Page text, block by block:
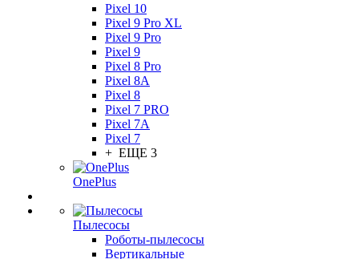
Pixel 10
Pixel 9 Pro XL
Pixel 9 Pro
Pixel 9
Pixel 8 Pro
Pixel 8A
Pixel 8
Pixel 7 PRO
Pixel 7A
Pixel 7
+ ЕЩЕ 3
OnePlus
Пылесосы
Роботы-пылесосы
Вертикальные